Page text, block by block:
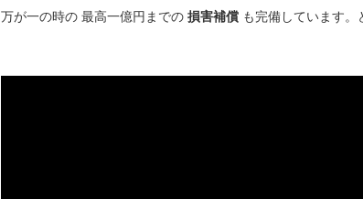
万が一の時の 最高一億円までの 損害補償 も完備しています。